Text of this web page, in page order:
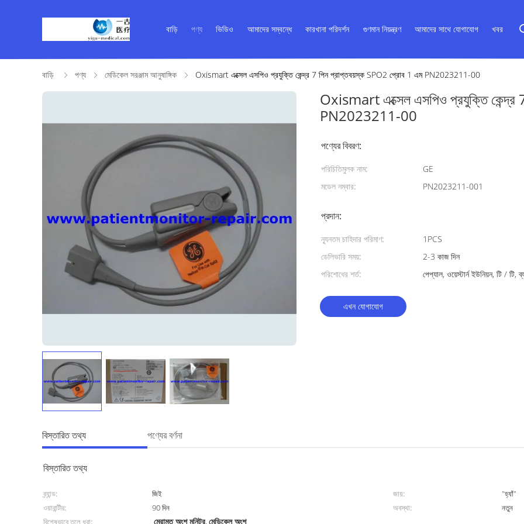
বাড়ি পণ্য ভিডিও আমাদের সম্বন্ধে কারখানা পরিদর্শন গুণমান নিয়ন্ত্রণ আমাদের সাথে যোগাযোগ খবর
বাড়ি পণ্য মেডিকেল সরঞ্জাম আনুষাঙ্গিক Oxismart এক্সেল এসপিও প্রযুক্তি কেন্দ্র 7 পিন প্রাপ্তবয়স্ক SPO2 প্রোব 1 এম PN2023211-00
Oxismart এক্সেল এসপিও প্রযুক্তি
PN2023211-00
পণ্যের বিবরণ:
পরিচিতিমুলক নাম:
GE
মডেল নম্বার:
PN2023211-001
প্রদান:
ন্যূনতম চাহিদার পরিমাণ:
1PCS
ডেলিভারি সময়:
2-3 কাজ দিন
পরিশোধের শর্ত:
পেপ্যাল, ওয়েস্টার্ন ইউনিয়ন, টি / টি,
এখন যোগাযোগ
বিস্তারিত তথ্য পণ্যের বর্ণনা
বিস্তারিত তথ্য
ব্র্যান্ড: জিই জায়:
"হ্যাঁ"
ওয়ারান্টীর:
90 দিন অবস্থা:
নতুন
বিশেষভাবে তুলে ধরা:
মেরামত অংশ মনিটর,মেডিকেল অংশ